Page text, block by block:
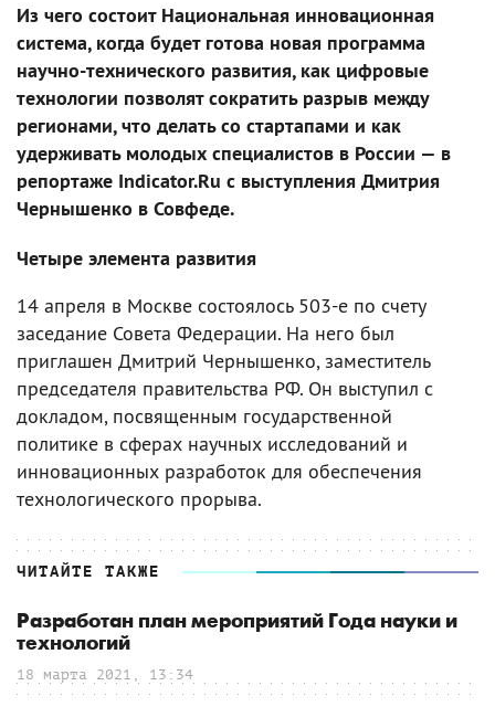
Из чего состоит Национальная инновационная
система, когда будет готова новая программа
научно-технического развития, как цифровые
технологии позволят сократить разрыв между
регионами, что делать со стартапами и как
удерживать молодых специалистов в России — в
репортаже Indicator.Ru с выступления Дмитрия
Чернышенко в Совфеде.
Четыре элемента развития
14 апреля в Москве состоялось 503-е по счету
заседание Совета Федерации. На него был
приглашен Дмитрий Чернышенко, заместитель
председателя правительства РФ. Он выступил с
докладом, посвященным государственной
политике в сферах научных исследований и
инновационных разработок для обеспечения
технологического прорыва.
ЧИТАЙТЕ ТАКЖЕ
Разработан план мероприятий Года науки и
технологий
18 марта 2021, 13:34